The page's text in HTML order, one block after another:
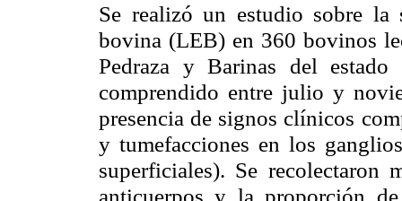
Se realizó un estudio sobre la
bovina (LEB) en 360 bovinos
Pedraza y Barinas del estado
comprendido entre julio y
presencia de signos clínicos
y tumefacciones en los
superficiales). Se recolectaron
anticuerpos y la proporción